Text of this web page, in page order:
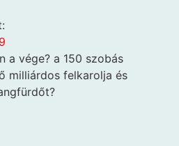
a vége? a 150 szobás
milliárdos felkarolja és